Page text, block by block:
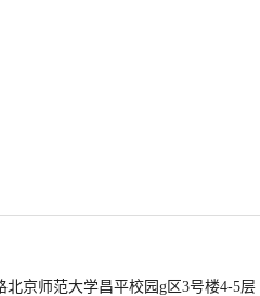
京师范大学昌平校园g区3号楼4-5层